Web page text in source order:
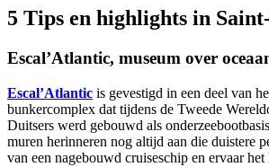
5 Tips en highlights in
Escal’Atlantic, museum over
Escal’Atlantic is gevestigd in een deel van
bunkercomplex dat tijdens de Tweede
Duitsers werd gebouwd als
muren herinneren nog altijd aan die duistere
van een nagebouwd cruiseschip en ervaar